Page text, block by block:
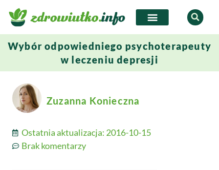
Wybór odpowiedniego psychoterapeuty
w leczeniu depresji
Zuzanna Konieczna
Ostatnia aktualizacja: 2016-10-15
Brak komentarzy